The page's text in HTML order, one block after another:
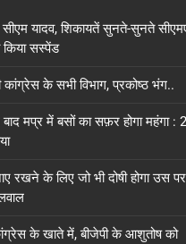
यादव, शिकायतें सुनते-सुनते
किया सस्पेंड
कांग्रेस के सभी विभाग, प्रकोष्ठ भंग..
बाद मप्र में बसों का सफ़र होगा महंगा :
रखने के लिए जो भी दोषी होगा उस पर
के खाते में, बीजेपी के आशुतोष को